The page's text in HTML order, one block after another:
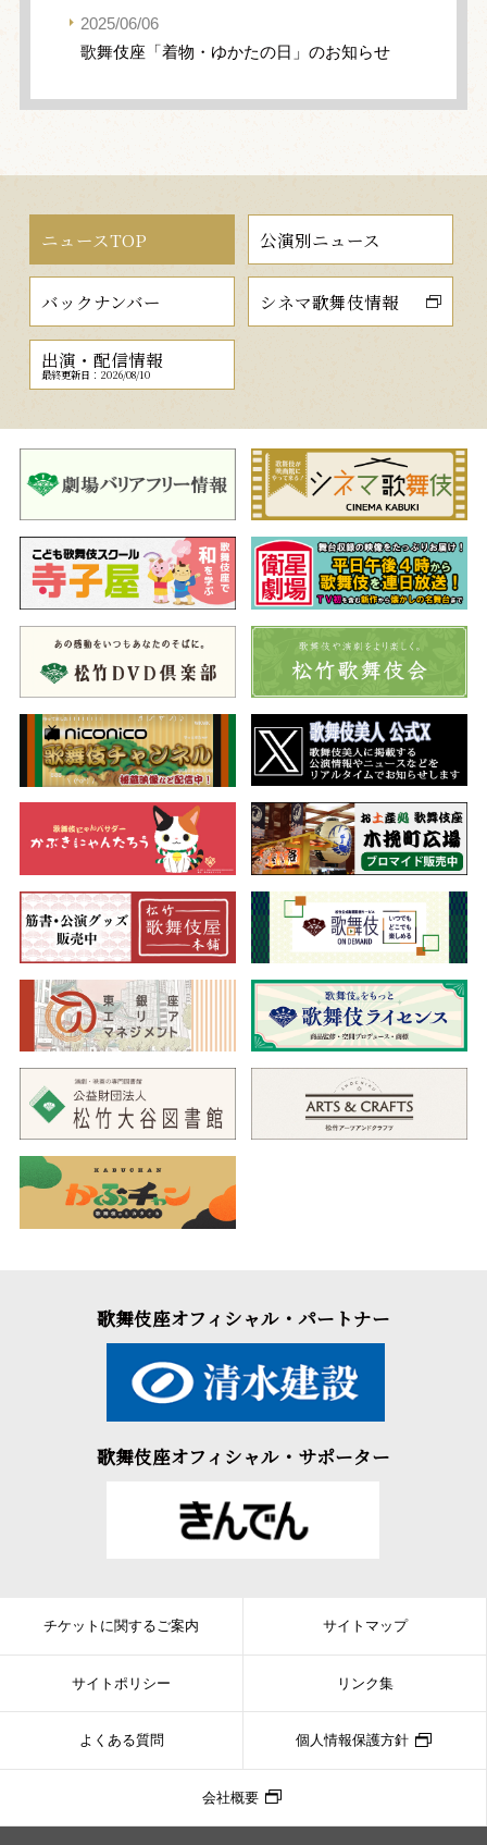
2025/06/06
歌舞伎座「着物・ゆかたの日」のお知らせ
ニュースTOP 公演別ニュース
バックナンバー シネマ歌舞伎情報
出演・配信情報
最終更新日：2026/08/10
歌舞伎座オフィシャル・パートナー
歌舞伎座オフィシャル・サポーター
チケットに関するご案内 サイトマップ
サイトポリシー リンク集
よくある質問 個人情報保護方針
会社概要